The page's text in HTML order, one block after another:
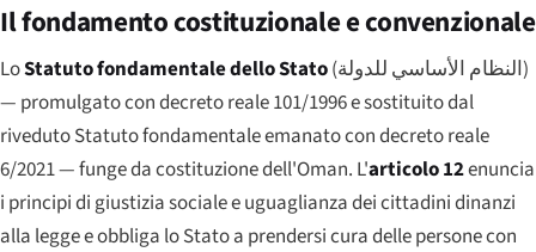
Il fondamento costituzionale e convenzionale
LoStatuto fondamentale dello Stato(النظام الأساسي للدولة)
— promulgato con decreto reale 101/1996 e sostituito dal
riveduto Statuto fondamentale emanato con decreto reale
6/2021 — funge da costituzione dell'Oman. L'articolo 12enuncia
i principi di giustizia sociale e uguaglianza dei cittadini dinanzi
alla legge e obbliga lo Stato a prendersi cura delle persone con